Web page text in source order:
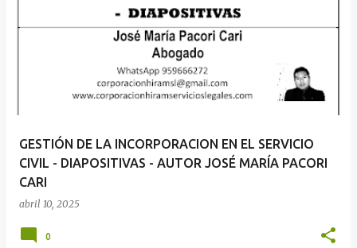
GESTIÓN DE LA INCORPORACION EN EL SERVICIO
CIVIL - DIAPOSITIVAS - AUTOR JOSÉ MARÍA PACORI
CARI
abril 10, 2025
0